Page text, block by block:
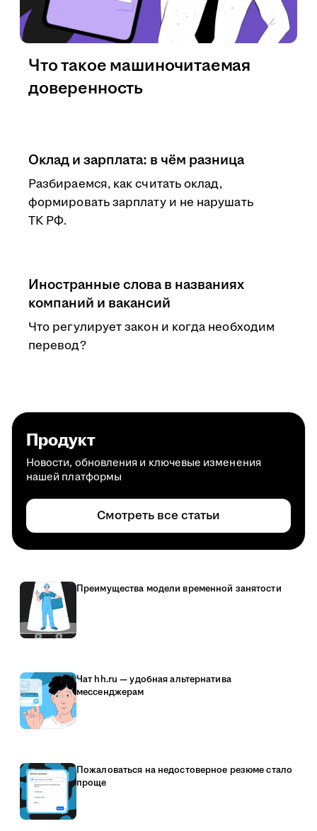
Оклад и зарплата: в чём разница
Разбираемся, как считать оклад,
формировать зарплату и не нарушать
ТК РФ.
Иностранные слова в названиях
компаний и вакансий
Что регулирует закон и когда необходим
перевод?
Что такое машиночитаемая
доверенность
Продукт
Новости, обновления и ключевые изменения
нашей платформы
Смотреть все статьи
Преимущества модели временной занятости
Чат hh.ru — удобная альтернатива
мессенджерам
Пожаловаться на недостоверное резюме стало
проще